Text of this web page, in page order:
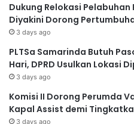
Dukung Relokasi
Diyakini Dorong
3 days ago
PLTSa Samarinda Butuh
Hari, DPRD Usulkan Lokasi
3 days ago
Komisi II Dorong Perumda
Kapal Assist demi
3 days ago